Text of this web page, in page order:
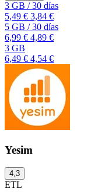
3 GB /30 días
5,49 € 3,84 €
5 GB /30 días
6,99 € 4,89 €
3 GB
6,49 € 4,54 €
Yesim
4,3
ETL